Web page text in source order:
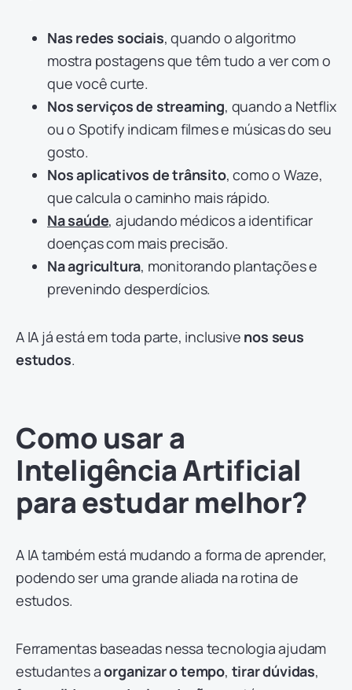
Nas redes sociais, quando o algoritmo
mostra postagens que têm tudo a ver com o
que você curte.
Nos serviços de streaming, quando a Netflix
ou o Spotify indicam filmes e músicas do seu
gosto.
Nos aplicativos de trânsito, como o Waze,
que calcula o caminho mais rápido.
Na saúde, ajudando médicos a identificar
doenças com mais precisão.
Na agricultura, monitorando plantações e
prevenindo desperdícios.
A IA já está em toda parte, inclusive nos seus
estudos.
Como usar a
Inteligência Artificial
para estudar melhor?
A IA também está mudando a forma de aprender,
podendo ser uma grande aliada na rotina de
estudos.
Ferramentas baseadas nessa tecnologia ajudam
estudantes aorganizar o tempo, tirar dúvidas,